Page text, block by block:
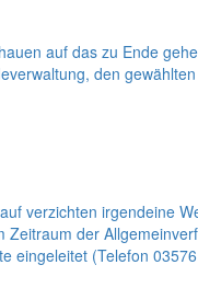
auf das zu Ende
den
verzichten irgendeine
der
eingeleitet (Telefon